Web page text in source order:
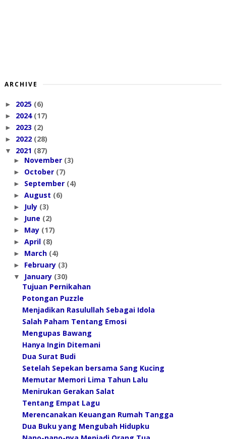
ARCHIVE
► 2025 (6)
► 2024 (17)
► 2023 (2)
► 2022 (28)
▼ 2021 (87)
► November (3)
► October (7)
► September (4)
► August (6)
► July (3)
► June (2)
► May (17)
► April (8)
► March (4)
► February (3)
▼ January (30)
Tujuan Pernikahan
Potongan Puzzle
Menjadikan Rasulullah Sebagai Idola
Salah Paham Tentang Emosi
Mengupas Bawang
Hanya Ingin Ditemani
Dua Surat Budi
Setelah Sepekan bersama Sang Kucing
Memutar Memori Lima Tahun Lalu
Menirukan Gerakan Salat
Tentang Empat Lagu
Merencanakan Keuangan Rumah Tangga
Dua Buku yang Mengubah Hidupku